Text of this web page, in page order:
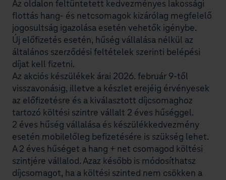
Az oldalon feltüntetett kedvezményes lakossági
flottás hang- és netcsomagok kizárólag megfelelő
jogosultság igazolása esetén vehetők igénybe.
Új előfizetés esetén, hűség vállalása nélkül az
általános szerződési feltételek szerinti belépési
díjat kell fizetni.
Az akciós készülékek árai 2026. február 9-től
visszavonásig, illetve a készlet erejéig érvényesek
az előfizetésre és a kiválasztott díjcsomaghoz
tartozó költési szintre vállalt 2 éves hűséggel.
2 éves hűség vállalása és készülékkedvezmény
esetén mobilelőleg befizetésére is szükség lehet.
A 2 éves hűséget a hang + net csomagod költési
szintjére vállalod. Azaz később is módosíthatsz
díjcsomagot, ha a költési szinted nem csökken a